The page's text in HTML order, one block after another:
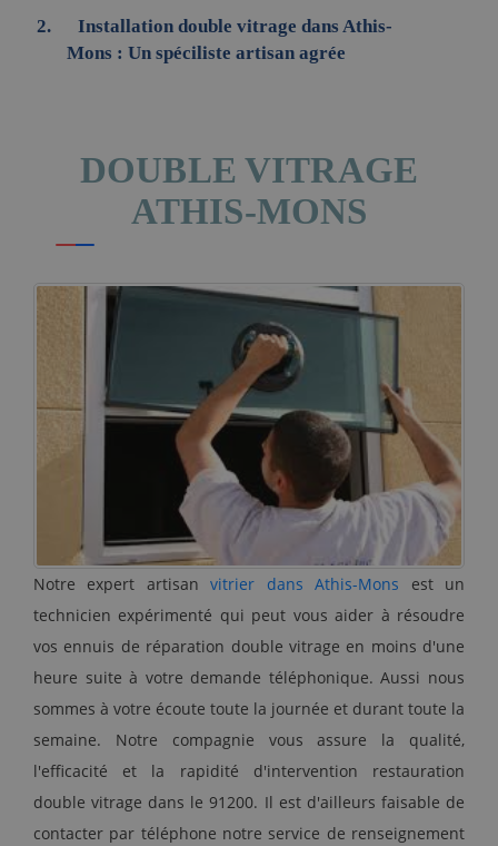
Installation double vitrage dans Athis-
Mons : Un spéciliste artisan agrée
DOUBLE VITRAGE
ATHIS-MONS
Notre expert artisanvitrier dans Athis-Mons est un
technicien expérimenté qui peut vous aider à résoudre
vos ennuis de réparation double vitrage en moins d'une
heure suite à votre demande téléphonique. Aussi nous
sommes à votre écoute toute la journée et durant toute la
semaine. Notre compagnie vous assure la qualité,
l'efficacité et la rapidité d'intervention restauration
double vitrage dans le 91200. Il est d'ailleurs faisable de
contacter par téléphone notre service de renseignement